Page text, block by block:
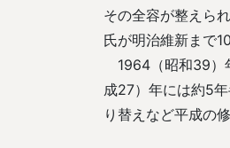
その全容が整えら
氏が明治維新まで
1964（昭和39）
成27）年には約5
り替えなど平成の